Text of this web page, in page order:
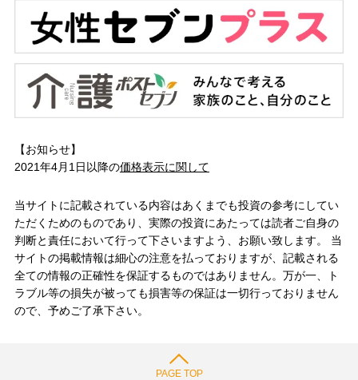
【お知らせ】
2021年4月1日以降の価格表示に関して
当サイトに記載されている内容はあくまでも投資の参考にしてい
ただくためのものであり、実際の投資にあたっては読者ご自身の
判断と責任において行って下さいますよう、お願い致します。 当
サイトの掲載情報は細心の注意を払っておりますが、記載される
全ての情報の正確性を保証するものではありません。万が一、ト
ラブル等の損失が被っても損害等の保証は一切行っておりません
ので、予めご了承下さい。
PAGE TOP